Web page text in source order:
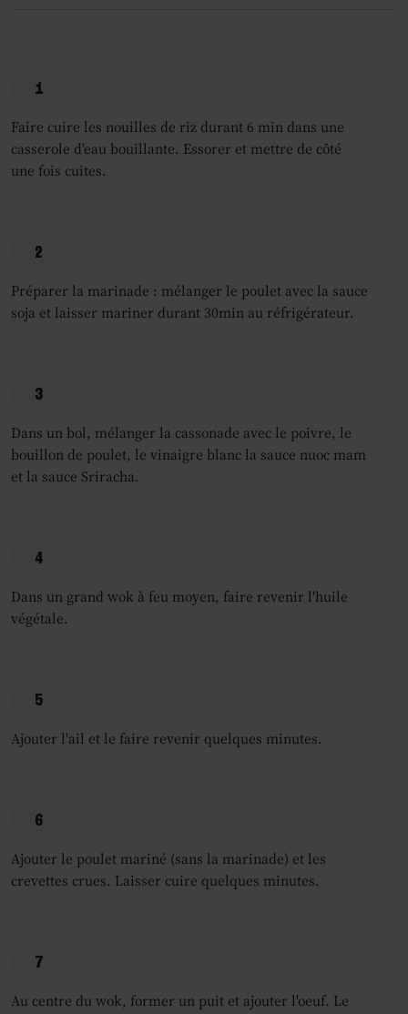
1
Faire cuire les nouilles de riz durant 6 min dans une
casserole d'eau bouillante. Essorer et mettre de côté
une fois cuites.
2
Préparer la marinade : mélanger le poulet avec la sauce
soja et laisser mariner durant 30min au réfrigérateur.
3
Dans un bol, mélanger la cassonade avec le poivre, le
bouillon de poulet, le vinaigre blanc la sauce nuoc mam
et la sauce Sriracha.
4
Dans un grand wok à feu moyen, faire revenir l'huile
végétale.
5
Ajouter l'ail et le faire revenir quelques minutes.
6
Ajouter le poulet mariné (sans la marinade) et les
crevettes crues. Laisser cuire quelques minutes.
7
Au centre du wok, former un puit et ajouter l'oeuf. Le